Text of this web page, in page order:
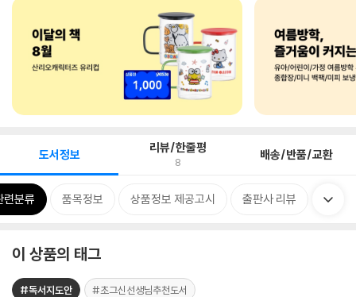
도서정보 리뷰/한줄평
8 배송/반품/교환
련분류 품목정보 상품정보 제공고시 출판사 리뷰
이 상품의 태그
#독서지도안 #초그신선생님추천도서